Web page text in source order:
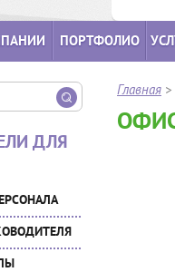
ПОРТФОЛИО
ДЛЯ
Главная >